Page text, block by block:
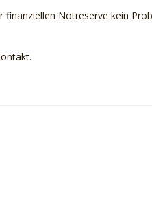
finanziellen Notreserve kein